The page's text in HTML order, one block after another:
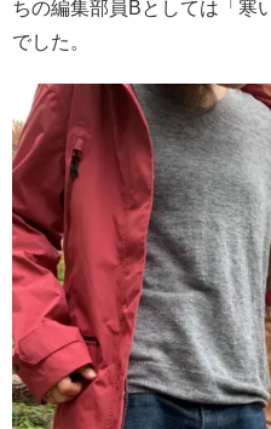
ちの編集部員Bとしては「寒
でした。